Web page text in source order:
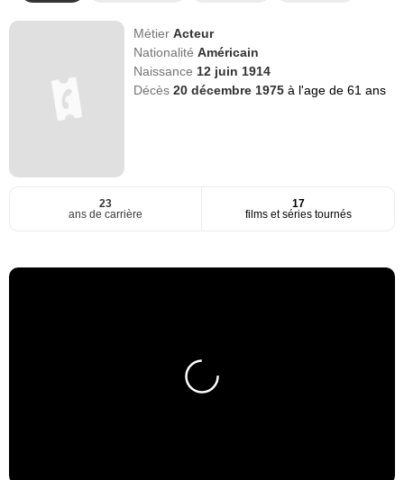
MétierActeur
NationalitéAméricain
Naissance 12 juin 1914
Décès20 décembre 1975à l'age de 61 ans
23
ans de carrière
17
films et séries tournés